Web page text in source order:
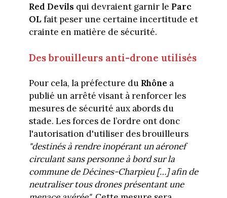
Red Devils qui devraient garnir le Parc
OL fait peser une certaine incertitude et
crainte en matière de sécurité.
Des brouilleurs anti-drone utilisés
Pour cela, la préfecture du Rhône a
publié un arrêté visant à renforcer les
mesures de sécurité aux abords du
stade. Les forces de l’ordre ont donc
l'autorisation d'utiliser des brouilleurs
"destinés à rendre inopérant un aéronef
circulant sans personne à bord sur la
commune de Décines-Charpieu […] afin de
neutraliser tous drones présentant une